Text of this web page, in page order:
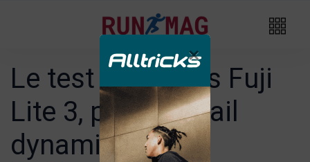
Le test des Asics Fuji
Lite 3, pour du trail
dynamique
×